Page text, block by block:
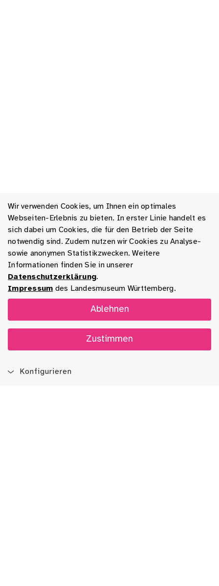
Wir verwenden Cookies, um Ihnen ein optimales
Webseiten-Erlebnis zu bieten. In erster Linie handelt es
sich dabei um Cookies, die für den Betrieb der Seite
notwendig sind. Zudem nutzen wir Cookies zu Analyse-
sowie anonymen Statistikzwecken. Weitere
Informationen finden Sie in unserer
Datenschutzerklärung.
Impressum des Landesmuseum Württemberg.
Ablehnen
Zustimmen
Konfigurieren